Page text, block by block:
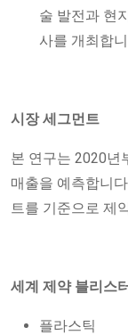
술 발전과 현
사를 개최합니
시장 세그먼트
본 연구는 2020년
매출을 예측합니
트를 기준으로 제
세계 제약 블리스
플라스틱